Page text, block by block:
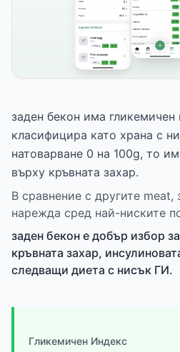
заден бекон има гликемичен
класифицира като храна с
натоварване 0 на 100g, то
върху кръвната захар.
В сравнение с другите meat,
нарежда сред най-ниските
заден бекон е добър избор
кръвната захар,
следващи диета с нисък ГИ.
Гликемичен Индекс